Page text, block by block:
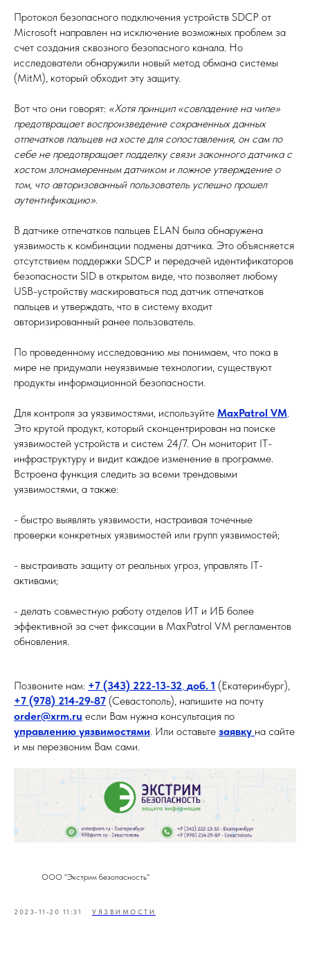
Протокол безопасного подключения устройств SDCP от
Microsoft направлен на исключение возможных проблем за
счет создания сквозного безопасного канала. Но
исследователи обнаружили новый метод обмана системы
(MitM), который обходит эту защиту.
Вот что они говорят: «Хотя принцип «совпадение на чипе»
предотвращает воспроизведение сохраненных данных
отпечатков пальцев на хосте для сопоставления, он сам по
себе не предотвращает подделку связи законного датчика с
хостом злонамеренным датчиком и ложное утверждение о
том, что авторизованный пользователь успешно прошел
аутентификацию».
В датчике отпечатков пальцев ELAN была обнаружена
уязвимость к комбинации подмены датчика. Это объясняется
отсутствием поддержки SDCP и передачей идентификаторов
безопасности SID в открытом виде, что позволяет любому
USB-устройству маскироваться под датчик отпечатков
пальцев и утверждать, что в систему входит
авторизированный ранее пользователь.
По проведенному исследованию мы понимаем, что пока в
мире не придумали неуязвимые технологии, существуют
продукты информационной безопасности.
Для контроля за уязвимостями, используйте MaxPatrol VM.
Это крутой продукт, который сконцентрирован на поиске
уязвимостей устройств и систем 24/7. Он мониторит IT-
инфраструктуру и видит каждое изменение в программе.
Встроена функция следить за всеми трендовыми
уязвимостями, а также:
- быстро выявлять уязвимости, настраивая точечные
проверки конкретных уязвимостей или групп уязвимостей;
- выстраивать защиту от реальных угроз, управлять IT-
активами;
- делать совместную работу отделов ИТ и ИБ более
эффективной за счет фиксации в MaxPatrol VM регламентов
обновления.
Позвоните нам: +7 (343) 222-13-32, доб. 1 (Екатеринбург),
+7 (978) 214-29-87 (Севастополь), напишите на почту
order@xrm.ru если Вам нужна консультация по
управлению уязвимостями. Или оставьте заявку на сайте
и мы перезвоним Вам сами.
ООО "Экстрим безопасность"
2023-11-20 11:31 УЯЗВИМОСТИ